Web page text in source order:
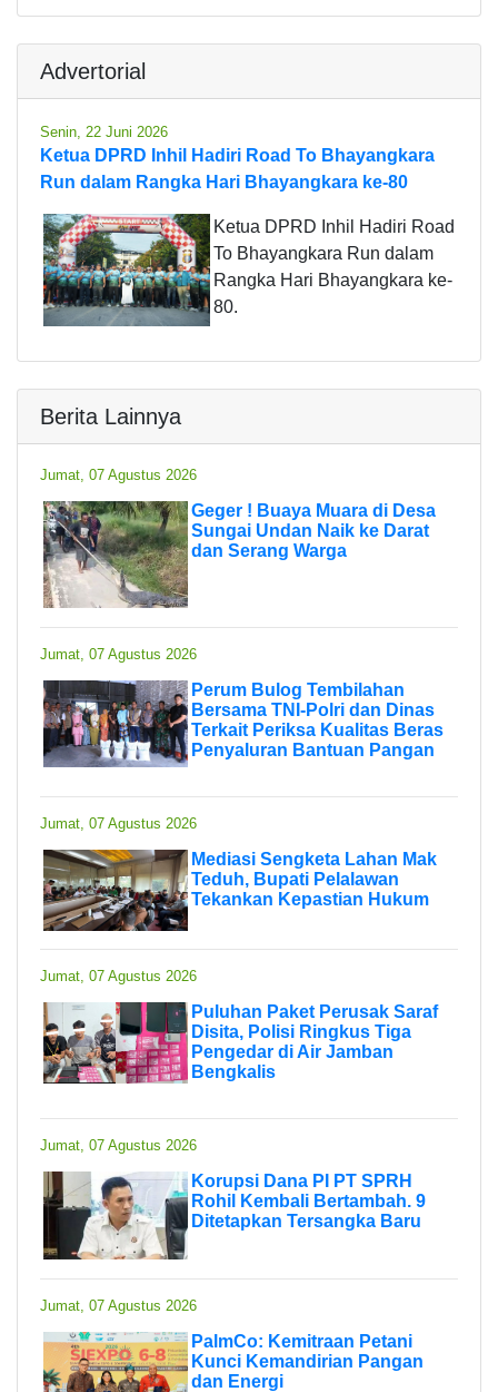
Advertorial
Senin, 22 Juni 2026
Ketua DPRD Inhil Hadiri Road To Bhayangkara
Run dalam Rangka Hari Bhayangkara ke-80
Ketua DPRD Inhil Hadiri Road
To Bhayangkara Run dalam
Rangka Hari Bhayangkara ke-
80.
Berita Lainnya
Jumat, 07 Agustus 2026
Geger ! Buaya Muara di Desa
Sungai Undan Naik ke Darat
dan Serang Warga
Jumat, 07 Agustus 2026
Perum Bulog Tembilahan
Bersama TNI-Polri dan Dinas
Terkait Periksa Kualitas Beras
Penyaluran Bantuan Pangan
Jumat, 07 Agustus 2026
Mediasi Sengketa Lahan Mak
Teduh, Bupati Pelalawan
Tekankan Kepastian Hukum
Jumat, 07 Agustus 2026
Puluhan Paket Perusak Saraf
Disita, Polisi Ringkus Tiga
Pengedar di Air Jamban
Bengkalis
Jumat, 07 Agustus 2026
Korupsi Dana PI PT SPRH
Rohil Kembali Bertambah. 9
Ditetapkan Tersangka Baru
Jumat, 07 Agustus 2026
PalmCo: Kemitraan Petani
Kunci Kemandirian Pangan
dan Energi